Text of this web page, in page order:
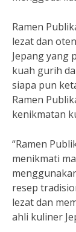
Ramen
lezat dan
Jepang yang
kuah gurih
siapa pun
Ramen
kenikmatan
“Ramen
menikmati
resep
lezat dan
ahli kuliner